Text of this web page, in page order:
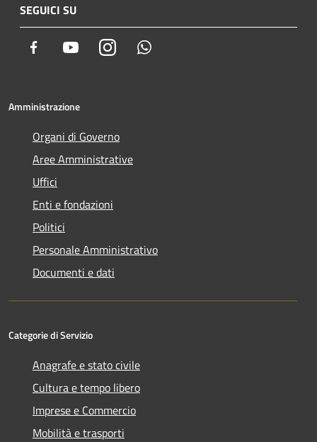
SEGUICI SU
Facebook YoutubeInstagram
Amministrazione
Organi di Governo
Aree Amministrative
Uffici
Enti e fondazioni
Politici
Personale Amministrativo
Documenti e dati
Categorie di Servizio
Anagrafe e stato civile
Cultura e tempo libero
Imprese e Commercio
Mobilità e trasporti